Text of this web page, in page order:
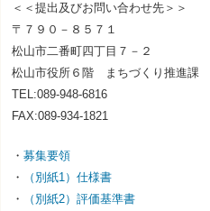
＜＜提出及びお問い合わせ先＞＞
〒７９０－８５７１
松山市二番町四丁目７－２
松山市役所６階 まちづくり推進
TEL:089-948-6816
FAX:089-934-1821
・募集要領
・
（別紙1）仕様書
・
（別紙2）評価基準書